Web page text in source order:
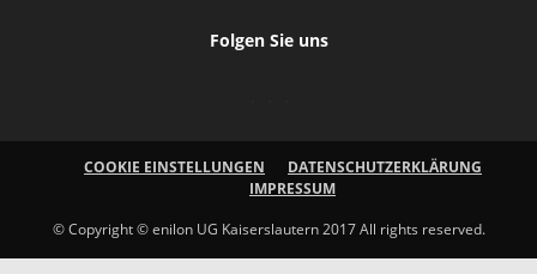
Folgen Sie uns
COOKIE EINSTELLUNGEN
DATENSCHUTZERKLÄRUNG
IMPRESSUM
© Copyright © enilon UG Kaiserslautern 2017 All rights reserved.